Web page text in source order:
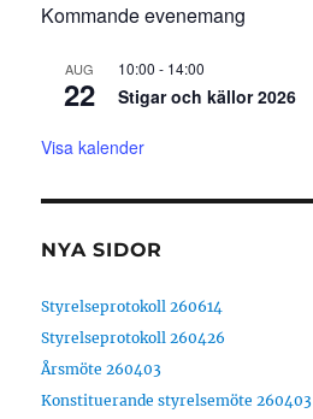
Kommande evenemang
AUG
22
10:00 - 14:00
Stigar och källor 2026
Visa kalender
NYA SIDOR
Styrelseprotokoll 260614
Styrelseprotokoll 260426
Årsmöte 260403
Konstituerande styrelsemöte 260403